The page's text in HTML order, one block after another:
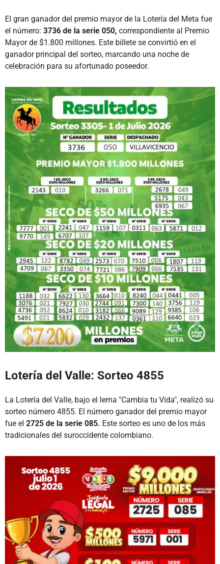
El gran ganador del premio mayor de la Lotería del Meta fue
el número: 3736 de la serie 050, correspondiente al Premio
Mayor de $1.800 millones. Este billete se convirtió en el
ganador principal del sorteo, marcando una noche de
celebración para su afortunado poseedor.
Lotería del Valle: Sorteo 4855
La Lotería del Valle, bajo el lema "Cambia tu Vida", realizó su
sorteo número 4855. El número ganador del premio mayor
fue el 2725 de la serie 085. Este sorteo es uno de los más
tradicionales del suroccidente colombiano.